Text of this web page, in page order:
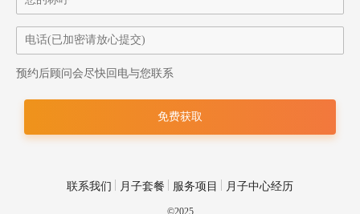
预约后顾问会尽快回电与您联系
联系我们 月子套餐 服务项目 月子中心经历
©2025